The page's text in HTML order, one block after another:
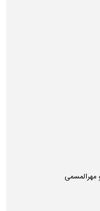
مهرالمسمی